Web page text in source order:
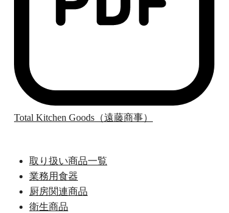
Total Kitchen Goods（遠藤商事）
取り扱い商品一覧
業務用食器
厨房関連商品
衛生商品